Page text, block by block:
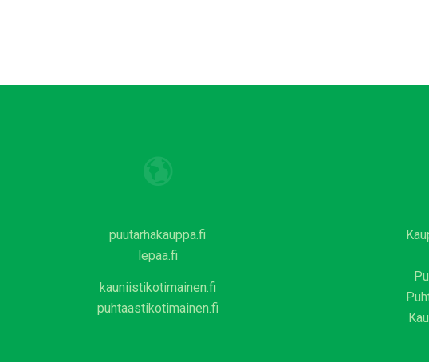
puutarhakauppa.fi
lepaa.fi
kauniistikotimainen.fi
puhtaastikotimainen.fi